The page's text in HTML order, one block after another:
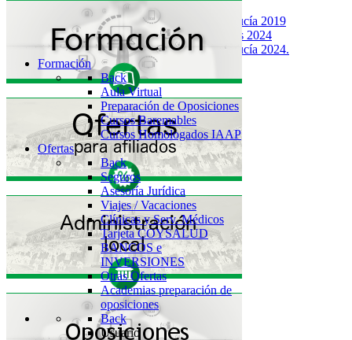
Junta de Andalucía 2019
SAS Elecciones 2024
Junta de Andalucía 2024.
Formación
Back
Aula Virtual
Preparación de Oposiciones
Cursos Baremables
Cursos Homologados IAAP
Ofertas
Back
Seguros
Asesoría Jurídica
Viajes / Vacaciones
Clínicas y Serv. Médicos
Tarjeta COYSALUD
BANCOS e
INVERSIONES
Otras Ofertas
Academias preparación de
oposiciones
Back
Usuario